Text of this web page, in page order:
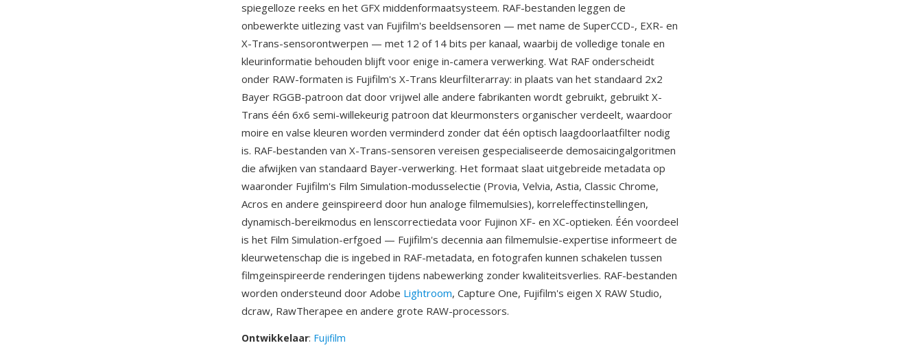
spiegelloze reeks en het GFX middenformaatsysteem. RAF-bestanden leggen de
onbewerkte uitlezing vast van Fujifilm's beeldsensoren — met name de SuperCCD-, EXR- en
X-Trans-sensorontwerpen — met 12 of 14 bits per kanaal, waarbij de volledige tonale en
kleurinformatie behouden blijft voor enige in-camera verwerking. Wat RAF onderscheidt
onder RAW-formaten is Fujifilm's X-Trans kleurfilterarray: in plaats van het standaard 2x2
Bayer RGGB-patroon dat door vrijwel alle andere fabrikanten wordt gebruikt, gebruikt X-
Trans één 6x6 semi-willekeurig patroon dat kleurmonsters organischer verdeelt, waardoor
moire en valse kleuren worden verminderd zonder dat één optisch laagdoorlaatfilter nodig
is. RAF-bestanden van X-Trans-sensoren vereisen gespecialiseerde demosaicingalgoritmen
die afwijken van standaard Bayer-verwerking. Het formaat slaat uitgebreide metadata op
waaronder Fujifilm's Film Simulation-modusselectie (Provia, Velvia, Astia, Classic Chrome,
Acros en andere geinspireerd door hun analoge filmemulsies), korreleffectinstellingen,
dynamisch-bereikmodus en lenscorrectiedata voor Fujinon XF- en XC-optieken. Één voordeel
is het Film Simulation-erfgoed — Fujifilm's decennia aan filmemulsie-expertise informeert de
kleurwetenschap die is ingebed in RAF-metadata, en fotografen kunnen schakelen tussen
filmgeinspireerde renderingen tijdens nabewerking zonder kwaliteitsverlies. RAF-bestanden
worden ondersteund door Adobe Lightroom, Capture One, Fujifilm's eigen X RAW Studio,
dcraw, RawTherapee en andere grote RAW-processors.
Ontwikkelaar: Fujifilm